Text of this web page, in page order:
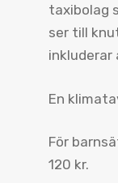
taxibolag
ser till
inkluderar
En
För
120 kr.